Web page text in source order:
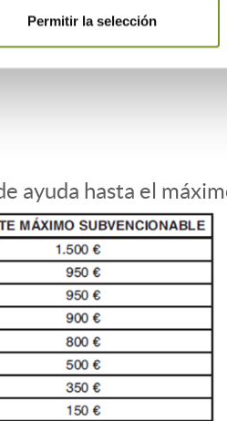
Permitir la selección
ayuda hasta el